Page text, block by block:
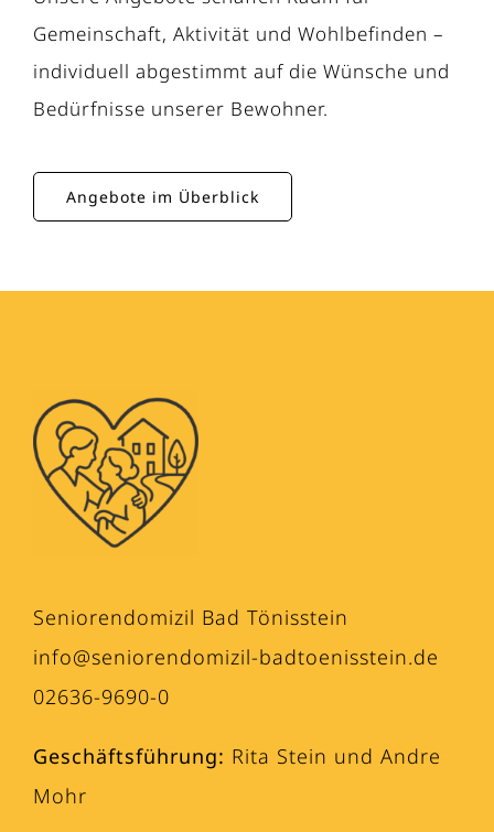
Gemeinschaft, Aktivität und Wohlbefinden –
individuell abgestimmt auf die Wünsche und
Bedürfnisse unserer Bewohner.
Angebote im Überblick
Seniorendomizil Bad Tönisstein
info@seniorendomizil-badtoenisstein.de
02636-9690-0
Geschäftsführung: Rita Stein und Andre
Mohr